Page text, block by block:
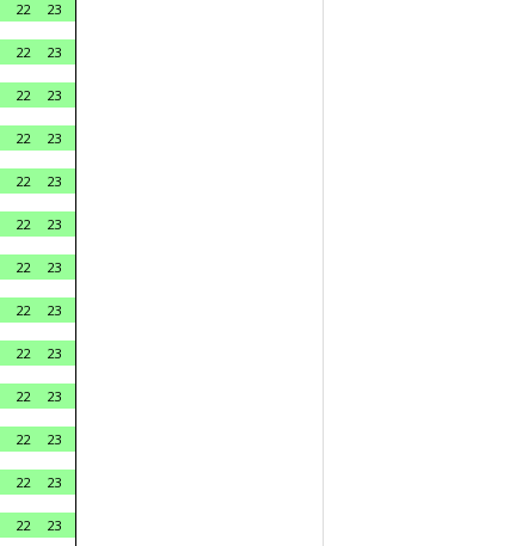
22
23
22
23
22
23
22
23
22
23
22
23
22
23
22
23
22
23
22
23
22
23
22
23
22
23